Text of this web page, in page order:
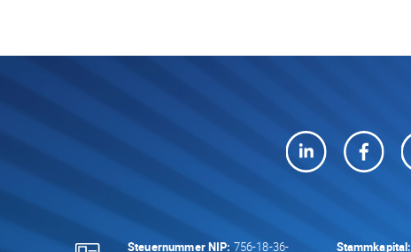
Steuernummer NIP: 756-18-36- Stammkapital: